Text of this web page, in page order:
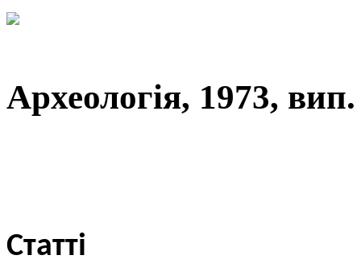
Археологія, 1973, вип.
Статті